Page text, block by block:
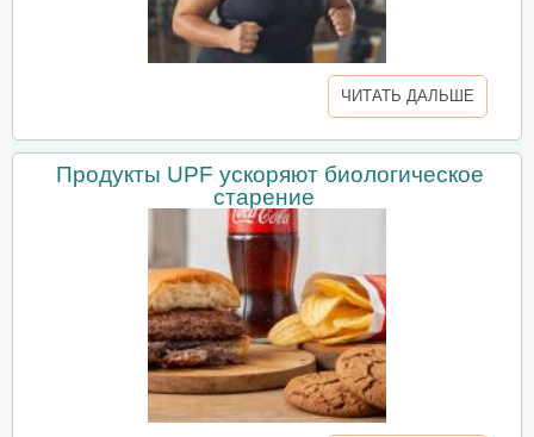
ЧИТАТЬ ДАЛЬШЕ
Продукты UPF ускоряют биологическое
старение